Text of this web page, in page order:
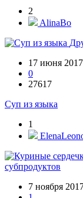
2
AlinaBo
17 июня
0
27617
Суп из языка
1
субпродуктов
7 ноября